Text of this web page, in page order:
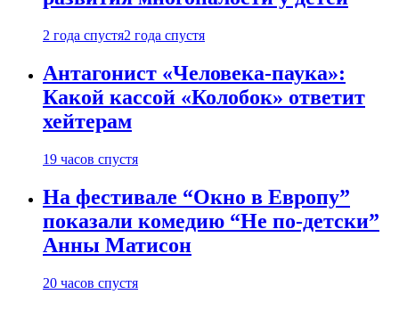
2 года спустя2 года спустя
Антагонист «Человека-паука»:
Какой кассой «Колобок» ответит
хейтерам
19 часов спустя
На фестивале “Окно в Европу”
показали комедию “Не по-детски”
Анны Матисон
20 часов спустя